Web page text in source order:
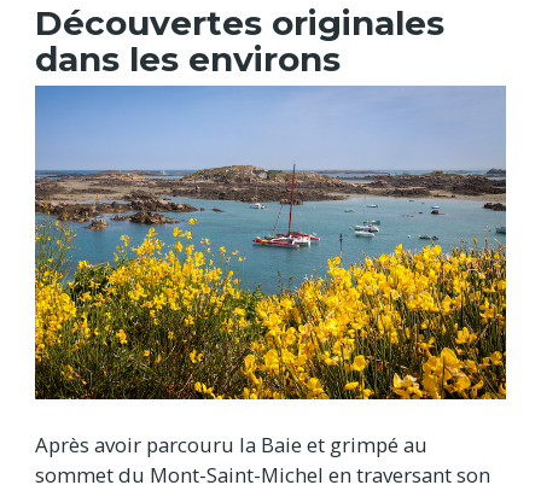
Découvertes originales
dans les environs
Après avoir parcouru la Baie et grimpé au
sommet du Mont-Saint-Michel en traversant son